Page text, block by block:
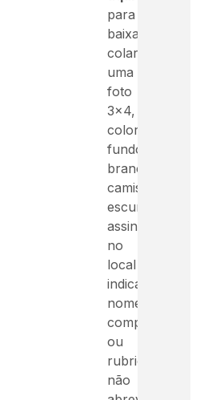
para
baixar,
colar
uma
foto
3×4,
colorida,
fundo
branco,
camisa
escura,
assinar
no
local
indicado
nome
completo
ou
rubrica,
não